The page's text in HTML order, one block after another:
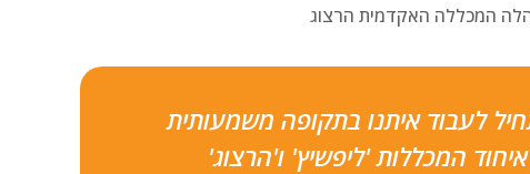
המכללה האקדמית הרצוג
לעבוד איתנו בתקופה משמעותית
המכללות 'ליפשיץ' ו'הרצוג'